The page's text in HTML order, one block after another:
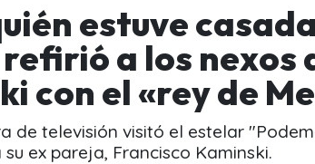
estuve
a los nexos
con el «rey de
de televisión visitó el estelar
ex pareja, Francisco Kaminski.